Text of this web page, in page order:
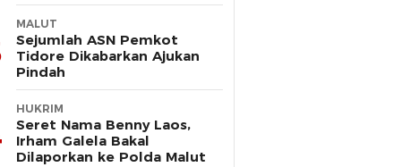
MALUT
Sejumlah ASN Pemkot
Tidore Dikabarkan Ajukan
Pindah
HUKRIM
Seret Nama Benny Laos,
Irham Galela Bakal
Dilaporkan ke Polda Malut